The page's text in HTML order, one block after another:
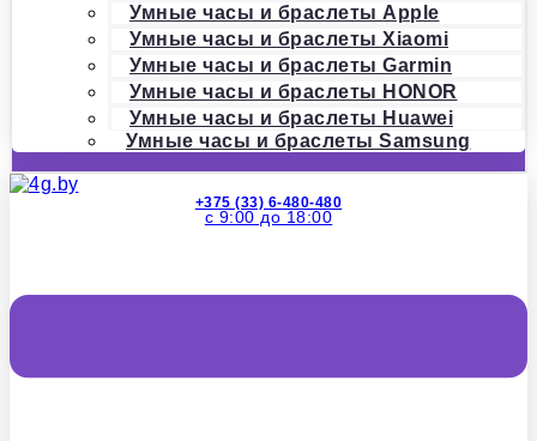
Умные часы и браслеты Apple
Умные часы и браслеты Xiaomi
Умные часы и браслеты Garmin
Умные часы и браслеты HONOR
Умные часы и браслеты Huawei
Умные часы и браслеты Samsung
+375 (33) 6-480-480
с 9:00 до 18:00